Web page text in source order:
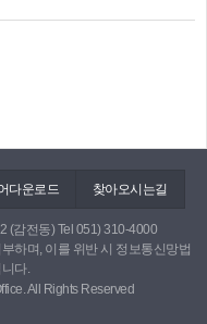
료(8월 예정)되면 국.시비
행계획용역을 실시하고,
이다. 또 낙동강 고수부지
, 공업지대 주차난 해소를
(1만9천24㎡)을 마련할 예
지역 재생사업지구 지정에
, 주례, 학장동, 엄궁동 일
다운로드 찾아오시는길
(감전동) Tel 051) 310-4000
하며, 이를 위반 시 정보통신망법
다.
All Rights Reserved